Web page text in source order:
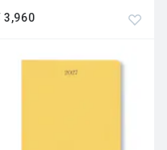
3,960